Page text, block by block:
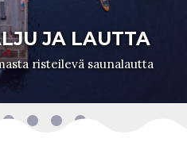
JA LAUTTA
risteilevä saunalautta